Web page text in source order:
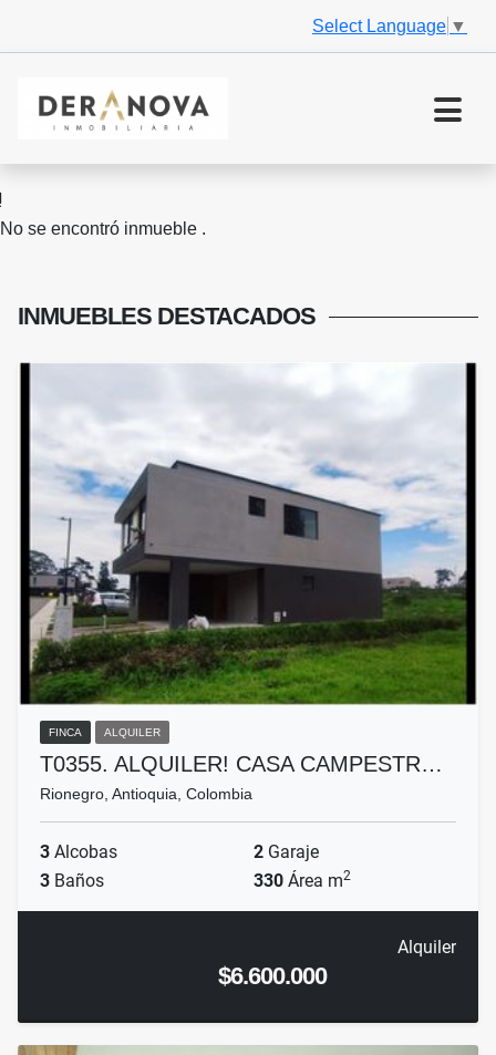
Select Language ▼
No se encontró inmueble .
INMUEBLES DESTACADOS
FINCA ALQUILER
T0355. ALQUILER! CASA CAMPESTR…
Rionegro, Antioquia, Colombia
3 Alcobas 2 Garaje
3 Baños 330 Área m2
Alquiler
$6.600.000